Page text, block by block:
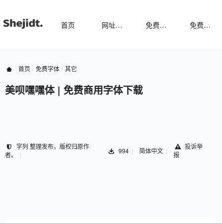
首页 网址导航 免费样机 免费字体
首页 免费字体 其它
美呗嘿嘿体 | 免费商用字体下载
字列 整理发布，版权归原作
者。
994 简体中文
投诉举
报